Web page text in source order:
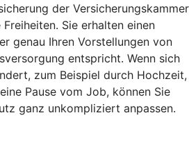
der Versicherungskammer
Sie erhalten einen
genau Ihren Vorstellungen von
entspricht. Wenn sich
zum Beispiel durch Hochzeit,
Pause vom Job, können Sie
ganz unkompliziert anpassen.